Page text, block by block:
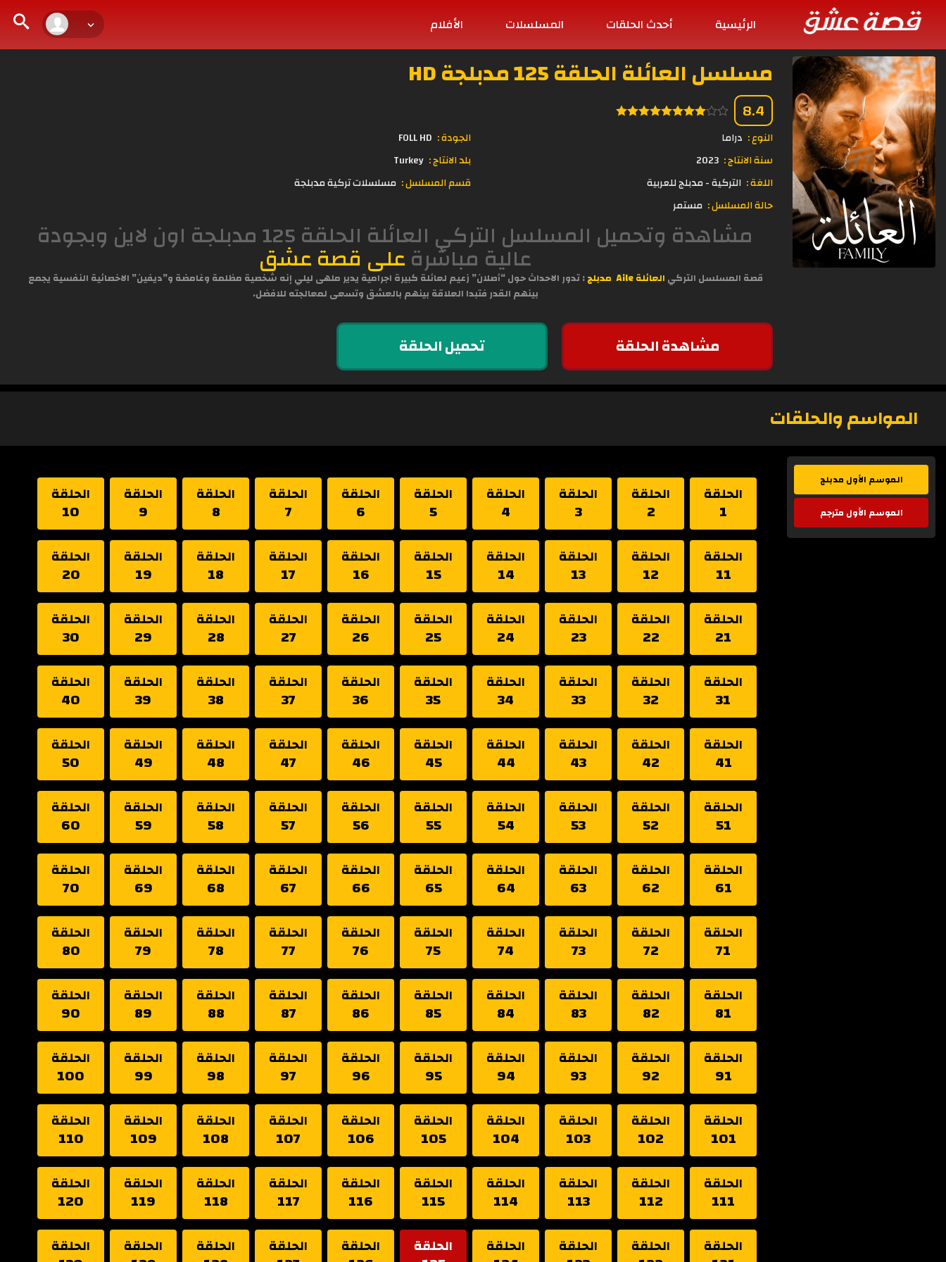
الرئيسية أحدث الحلقات المسلسلات الأفلام
مسلسل العائلة الحلقة 125 مدبلجة HD
8.4
النوع : دراما الجودة : FOLL HD
سنة الانتاج : 2023 بلد الانتاج : Turkey
اللغة : التركية - مدبلج للعربية قسم المسلسل : مسلسلات تركية مدبلجة
حالة المسلسل : مستمر
مشاهدة وتحميل المسلسل التركي العائلة الحلقة 125 مدبلجة اون لاين وبجودة
عالية مباشرةعلى قصة عشق قصة المسلسل التركي العائلة Aile مدبلج: تدور الاحداث حول “أصلان” زعيم لعائلة كبيرة اجرامية يدير ملهى ليلي إنه شخصية مظلمة وغامضة و”ديفين” الاخصائية النفسية يجمع
بينهم القدر فتبدا العلاقة بينهم بالعشق وتسعى لمعالجته للافضل.
مشاهدة الحلقة تحميل الحلقة
المواسم والحلقات
الموسم الأول مدبلج
الموسم الأول مترجم
الحلقة
1
الحلقة
2
الحلقة
3
الحلقة
4
الحلقة
5
الحلقة
6
الحلقة
7
الحلقة
8
الحلقة
9
الحلقة
10
الحلقة
11
الحلقة
12
الحلقة
13
الحلقة
14
الحلقة
15
الحلقة
16
الحلقة
17
الحلقة
18
الحلقة
19
الحلقة
20
الحلقة
21
الحلقة
22
الحلقة
23
الحلقة
24
الحلقة
25
الحلقة
26
الحلقة
27
الحلقة
28
الحلقة
29
الحلقة
30
الحلقة
31
الحلقة
32
الحلقة
33
الحلقة
34
الحلقة
35
الحلقة
36
الحلقة
37
الحلقة
38
الحلقة
39
الحلقة
40
الحلقة
41
الحلقة
42
الحلقة
43
الحلقة
44
الحلقة
45
الحلقة
46
الحلقة
47
الحلقة
48
الحلقة
49
الحلقة
50
الحلقة
51
الحلقة
52
الحلقة
53
الحلقة
54
الحلقة
55
الحلقة
56
الحلقة
57
الحلقة
58
الحلقة
59
الحلقة
60
الحلقة
61
الحلقة
62
الحلقة
63
الحلقة
64
الحلقة
65
الحلقة
66
الحلقة
67
الحلقة
68
الحلقة
69
الحلقة
70
الحلقة
71
الحلقة
72
الحلقة
73
الحلقة
74
الحلقة
75
الحلقة
76
الحلقة
77
الحلقة
78
الحلقة
79
الحلقة
80
الحلقة
81
الحلقة
82
الحلقة
83
الحلقة
84
الحلقة
85
الحلقة
86
الحلقة
87
الحلقة
88
الحلقة
89
الحلقة
90
الحلقة
91
الحلقة
92
الحلقة
93
الحلقة
94
الحلقة
95
الحلقة
96
الحلقة
97
الحلقة
98
الحلقة
99
الحلقة
100
الحلقة
101
الحلقة
102
الحلقة
103
الحلقة
104
الحلقة
105
الحلقة
106
الحلقة
107
الحلقة
108
الحلقة
109
الحلقة
110
الحلقة
111
الحلقة
112
الحلقة
113
الحلقة
114
الحلقة
115
الحلقة
116
الحلقة
117
الحلقة
118
الحلقة
119
الحلقة
120
الحلقة الحلقة الحلقة الحلقة الحلقة الحلقة الحلقة الحلقة الحلقة الحلقة